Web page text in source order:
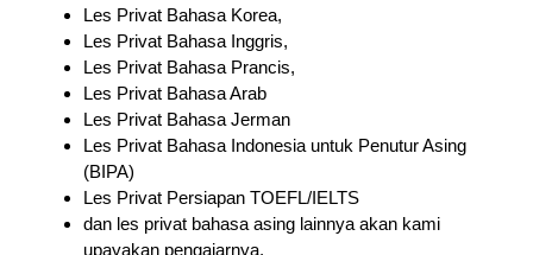
Les Privat Bahasa Korea,
Les Privat Bahasa Inggris,
Les Privat Bahasa Prancis,
Les Privat Bahasa Arab
Les Privat Bahasa Jerman
Les Privat Bahasa Indonesia untuk Penutur Asing
(BIPA)
Les Privat Persiapan TOEFL/IELTS
dan les privat bahasa asing lainnya akan kami
upayakan pengajarnya.